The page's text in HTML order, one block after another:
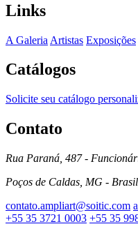
Links
A Galeria Artistas Exposições
Catálogos
Solicite seu catálogo
Contato
Rua Paraná, 487 -
Poços de Caldas, MG - Brasil
contato.ampliart@soitic.com
+55 35 3721 0003 +55 35